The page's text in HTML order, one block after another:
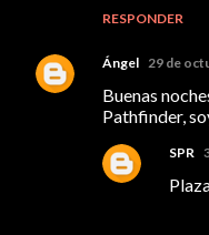
RESPONDER
Ángel 29 de
Buenas
Pathfinder,
SPR